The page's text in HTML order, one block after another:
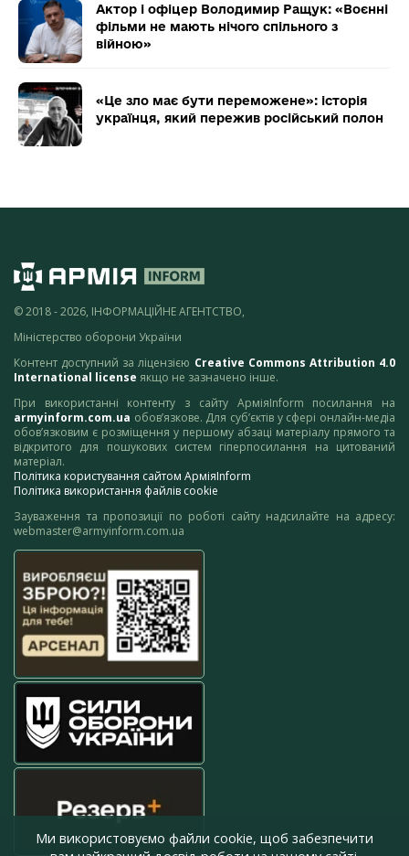
Актор і офіцер Володимир Ращук: «Воєнні
фільми не мають нічого спільного з
війною»
«Це зло має бути переможене»: історія
українця, який пережив російський полон
© 2018 - 2026, ІНФОРМАЦІЙНЕ АГЕНТСТВО,
Міністерство оборони України
Контент доступний за ліцензією Creative Commons Attribution 4.0
International license якщо не зазначено інше.
При використанні контенту з сайту АрміяInform посилання на
armyinform.com.ua обов’язкове. Для суб’єктів у сфері онлайн-медіа
обов’язковим є розміщення у першому абзаці матеріалу прямого та
відкритого для пошукових систем гіперпосилання на цитований
матеріал.
Політика користування сайтом АрміяInform
Політика використання файлів cookie
Зауваження та пропозиції по роботі сайту надсилайте на адресу:
webmaster@armyinform.com.ua
Ми використовуємо файли cookie, щоб забезпечити